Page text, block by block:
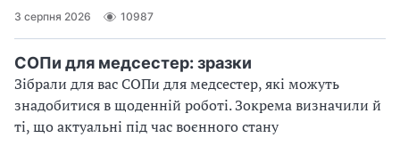
3 серпня 2026 10987
СОПи для медсестер: зразки
Зібрали для вас СОПи для медсестер, які можуть
знадобитися в щоденній роботі. Зокрема визначили й
ті, що актуальні під час воєнного стану